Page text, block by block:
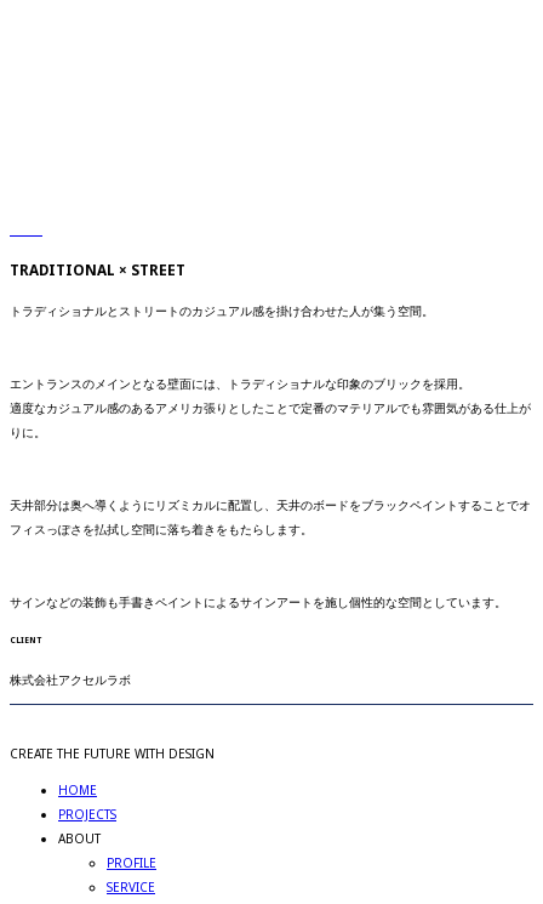
TRADITIONAL × STREET
トラディショナルとストリートのカジュアル感を掛け合わせた人が集う空間。
エントランスのメインとなる壁面には、トラディショナルな印象のブリックを採用。
適度なカジュアル感のあるアメリカ張りとしたことで定番のマテリアルでも雰囲気がある仕上が
りに。
天井部分は奥へ導くようにリズミカルに配置し、天井のボードをブラックペイントすることでオ
フィスっぽさを払拭し空間に落ち着きをもたらします。
サインなどの装飾も手書きペイントによるサインアートを施し個性的な空間としています。
CLIENT
株式会社アクセルラボ
CREATE THE FUTURE WITH DESIGN
HOME
PROJECTS
ABOUT
PROFILE
SERVICE